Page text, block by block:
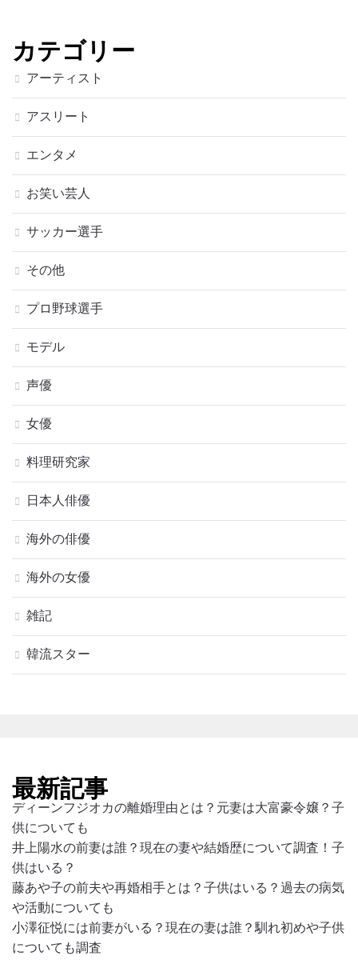
カテゴリー
アーティスト
アスリート
エンタメ
お笑い芸人
サッカー選手
その他
プロ野球選手
モデル
声優
女優
料理研究家
日本人俳優
海外の俳優
海外の女優
雑記
韓流スター
最新記事
ディーンフジオカの離婚理由とは？元妻は大富豪令嬢？子
供についても
井上陽水の前妻は誰？現在の妻や結婚歴について調査！子
供はいる？
藤あや子の前夫や再婚相手とは？子供はいる？過去の病気
や活動についても
小澤征悦には前妻がいる？現在の妻は誰？馴れ初めや子供
についても調査